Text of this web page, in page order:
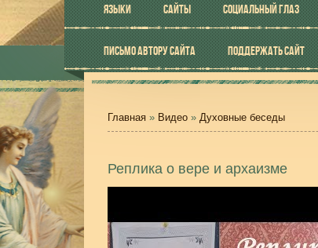
ЯЗЫКИ САЙТЫ СОЦИАЛЬНЫЙ ГЛАЗ
ПИСЬМО АВТОРУ САЙТА ПОДДЕРЖАТЬ САЙТ
Главная » Видео » Духовные беседы
Реплика о вере и архаизме